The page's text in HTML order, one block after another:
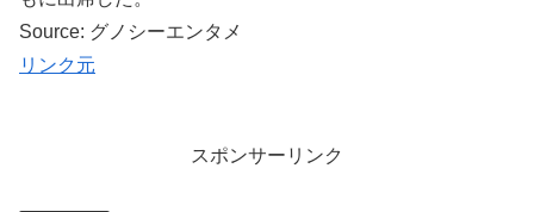
Source: グノシーエンタメ
リンク元
スポンサーリンク